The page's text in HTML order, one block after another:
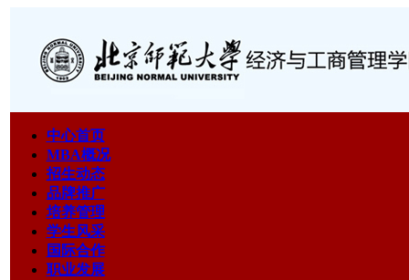
中心首页
MBA概况
招生动态
品牌推广
培养管理
学生风采
国际合作
职业发展